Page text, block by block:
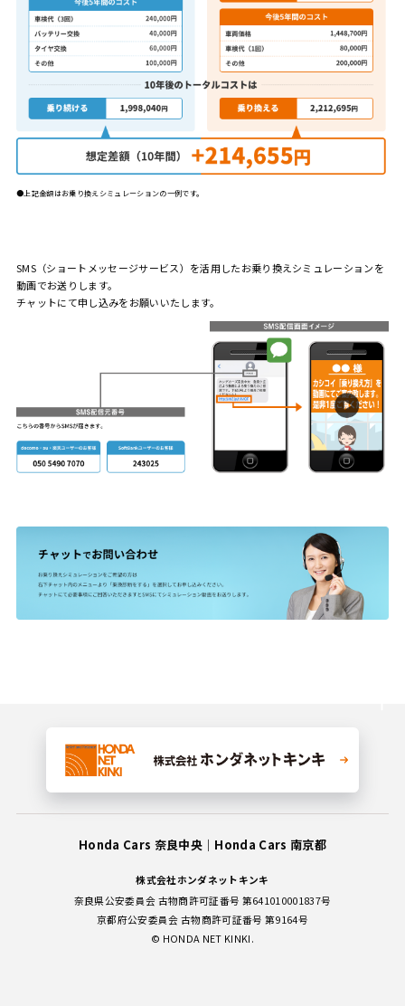
上記金額はお乗り換えシミュレーションの一例です。
SMS（ショートメッセージサービス）を活用したお乗り換えシミュレーションを
動画でお送りします。
チャットにて申し込みをお願いいたします。
Honda Cars 奈良中央 Honda Cars 南京都
株式会社ホンダネットキンキ
奈良県公安委員会 古物商許可証番号 第641010001837号
京都府公安委員会 古物商許可証番号 第9164号
© HONDA NET KINKI.